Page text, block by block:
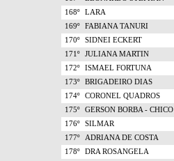
168º
LARA
169º
FABIANA TANURI
170º
SIDNEI ECKERT
171º
JULIANA MARTIN
172º
ISMAEL FORTUNA
173º
BRIGADEIRO DIAS
174º
CORONEL QUADROS
175º
GERSON BORBA - CHICO
176º
SILMAR
177º
ADRIANA DE COSTA
178º
DRA ROSANGELA